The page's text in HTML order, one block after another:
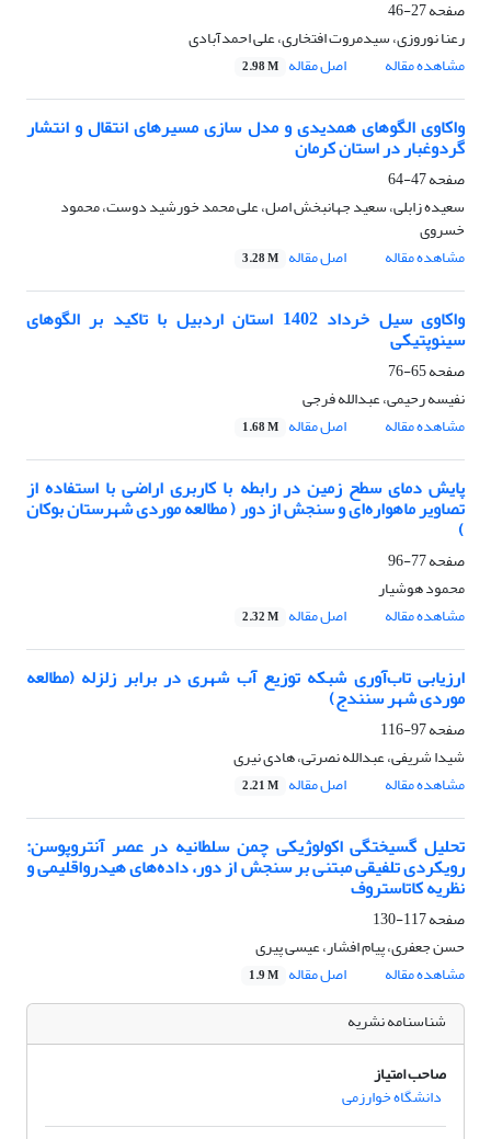
صفحه27-46
رعنا نوروزی، سیدمروت افتخاری، علی احمدآبادی
مشاهده مقاله
اصل مقاله 2.98 M
واکاوی الگوهای همدیدی و مدل سازی مسیرهای انتقال و انتشار
گردوغبار در استان کرمان
صفحه47-64
سعیده زابلی، سعید جهانبخش اصل، علی محمد خورشید دوست، محمود
خسروی
مشاهده مقاله
اصل مقاله 3.28 M
واکاوی سیل خرداد 1402 استان اردبیل با تاکید بر الگوهای
سینوپتیکی
صفحه65-76
نفیسه رحیمی، عبدالله فرجی
مشاهده مقاله
اصل مقاله 1.68 M
پایش دمای سطح زمین در رابطه با کاربری اراضی با استفاده از
تصاویر ماهواره‌ای و سنجش از دور ( مطالعه موردی شهرستان بوکان
)
صفحه77-96
محمود هوشیار
مشاهده مقاله
اصل مقاله 2.32 M
ارزیابی تاب‌آوری شبکه توزیع آب شهری در برابر زلزله (مطالعه
موردی شهر سنندج)
صفحه97-116
شیدا شریفی، عبدالله نصرتی، هادی نیری
مشاهده مقاله
اصل مقاله 2.21 M
تحلیل گسیختگی اکولوژیکی چمن سلطانیه در عصر آنتروپوسن:
رویکردی تلفیقی مبتنی بر سنجش از دور، داده‌های هیدرواقلیمی و
نظریه کاتاستروف
صفحه117-130
حسن جعفری، پیام افشار، عیسی پیری
مشاهده مقاله
اصل مقاله 1.9 M
شناسنامه نشریه
صاحب امتیاز
دانشگاه خوارزمی